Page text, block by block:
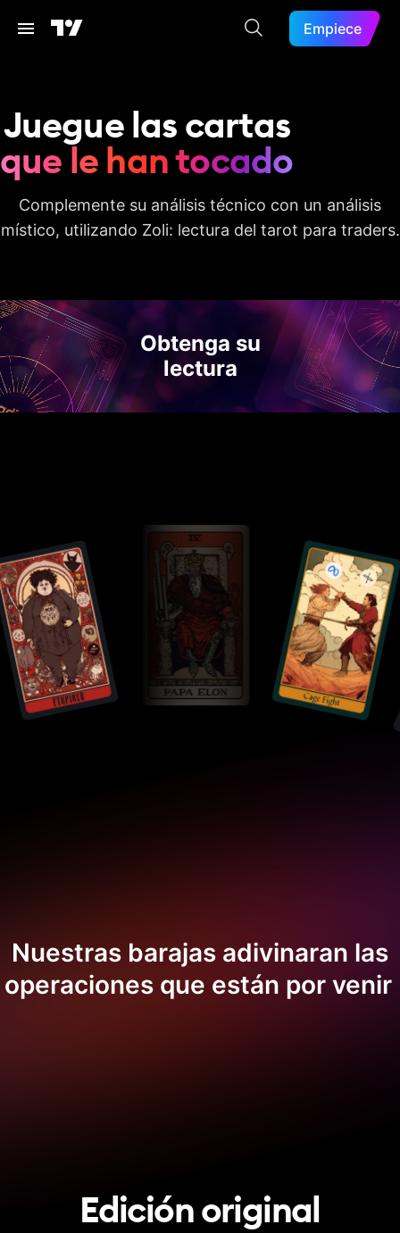
Empiece
Juegue las cartas
que le han tocado
Complemente su análisis técnico con un análisis
místico, utilizando Zoli: lectura del tarot para traders.
Obtenga su
lectura
Nuestras barajas adivinaran las
operaciones que están por venir
Ediciónoriginal